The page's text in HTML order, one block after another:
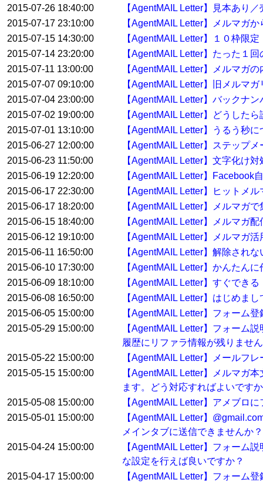
2015-07-26 18:40:00
【AgentMAIL Letter】見本あり
2015-07-17 23:10:00
【AgentMAIL Letter】メルマガ
2015-07-15 14:30:00
【AgentMAIL Letter】１０枠限
2015-07-14 23:20:00
【AgentMAIL Letter】たった１
2015-07-11 13:00:00
【AgentMAIL Letter】メルマガ
2015-07-07 09:10:00
【AgentMAIL Letter】旧メルマ
2015-07-04 23:00:00
【AgentMAIL Letter】バックナ
2015-07-02 19:00:00
【AgentMAIL Letter】どうした
2015-07-01 13:10:00
【AgentMAIL Letter】うるう秒に
2015-06-27 12:00:00
【AgentMAIL Letter】ステップ
2015-06-23 11:50:00
【AgentMAIL Letter】文字化け対
2015-06-19 12:20:00
【AgentMAIL Letter】Facebook
2015-06-17 22:30:00
【AgentMAIL Letter】ヒットメ
2015-06-17 18:20:00
【AgentMAIL Letter】メルマガ
2015-06-15 18:40:00
【AgentMAIL Letter】メルマガ
2015-06-12 19:10:00
【AgentMAIL Letter】メルマガ活
2015-06-11 16:50:00
【AgentMAIL Letter】解除され
2015-06-10 17:30:00
【AgentMAIL Letter】かんたん
2015-06-09 18:10:00
【AgentMAIL Letter】すぐでき
2015-06-08 16:50:00
【AgentMAIL Letter】はじめま
2015-06-05 15:00:00
【AgentMAIL Letter】フォーム
2015-05-29 15:00:00
【AgentMAIL Letter】フォーム
履歴にリファラ情報が残りませ
2015-05-22 15:00:00
【AgentMAIL Letter】メールフ
2015-05-15 15:00:00
【AgentMAIL Letter】メルマガ
ます。どう対応すればよいです
2015-05-08 15:00:00
【AgentMAIL Letter】アメブロ
2015-05-01 15:00:00
【AgentMAIL Letter】
メインタブに送信できませんか？
2015-04-24 15:00:00
【AgentMAIL Letter】フォーム
な設定を行えば良いですか？
2015-04-17 15:00:00
【AgentMAIL Letter】フォーム